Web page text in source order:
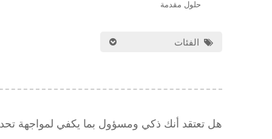
حلول مقدمة
الفئات
هل تعتقد أنك ذكي ومسؤول بما يكفي لمواجهة